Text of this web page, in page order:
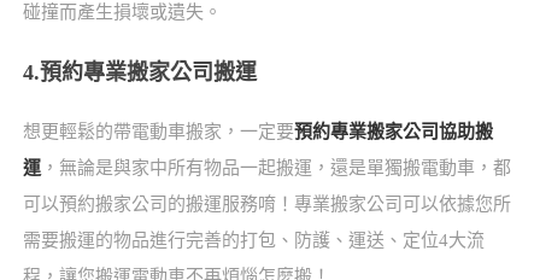
碰撞而產生損壞或遺失。
4.預約專業搬家公司搬運
想更輕鬆的帶電動車搬家，一定要預約專業搬家公司協助搬
運，無論是與家中所有物品一起搬運，還是單獨搬電動車，都
可以預約搬家公司的搬運服務唷！專業搬家公司可以依據您所
需要搬運的物品進行完善的打包、防護、運送、定位4大流